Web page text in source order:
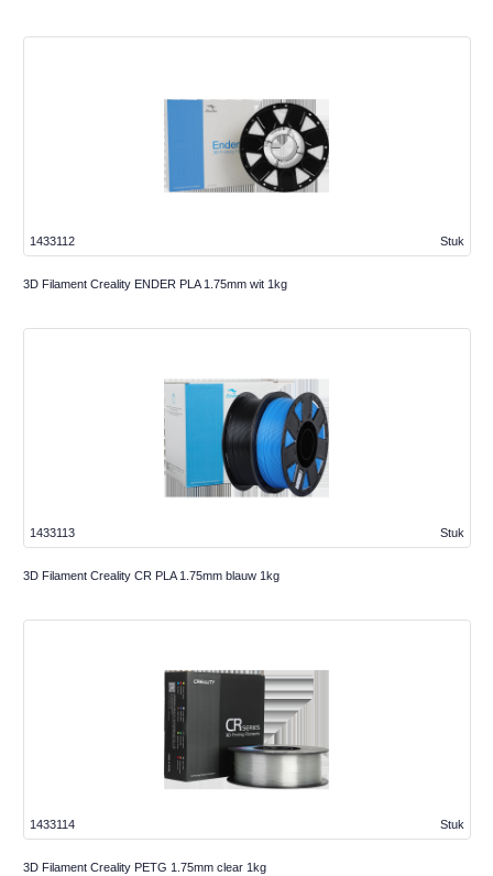
Stuk
1433112
3D Filament Creality ENDER PLA 1.75mm wit 1kg
Stuk
1433113
3D Filament Creality CR PLA 1.75mm blauw 1kg
Stuk
1433114
3D Filament Creality PETG 1.75mm clear 1kg